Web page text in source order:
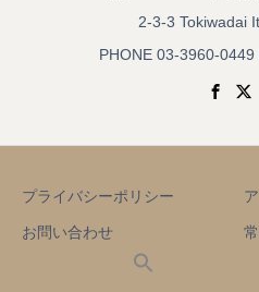
2-3-3 Tokiwadai
PHONE 03-3960-
プライバシーポリシー
お問い合わせ